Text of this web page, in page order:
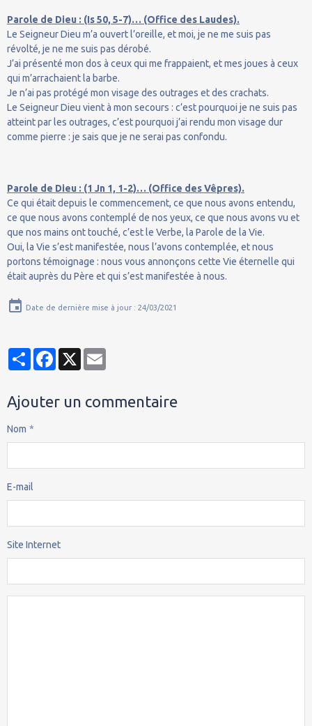
Parole de Dieu : (Is 50, 5-7)… (Office des Laudes).
Le Seigneur Dieu m’a ouvert l’oreille, et moi, je ne me suis pas
révolté, je ne me suis pas dérobé.
J’ai présenté mon dos à ceux qui me frappaient, et mes joues à ceux
qui m’arrachaient la barbe.
Je n’ai pas protégé mon visage des outrages et des crachats.
Le Seigneur Dieu vient à mon secours : c’est pourquoi je ne suis pas
atteint par les outrages, c’est pourquoi j’ai rendu mon visage dur
comme pierre : je sais que je ne serai pas confondu.
Parole de Dieu : (1 Jn 1, 1-2)… (Office des Vêpres).
Ce qui était depuis le commencement, ce que nous avons entendu,
ce que nous avons contemplé de nos yeux, ce que nous avons vu et
que nos mains ont touché, c’est le Verbe, la Parole de la Vie.
Oui, la Vie s’est manifestée, nous l’avons contemplée, et nous
portons témoignage : nous vous annonçons cette Vie éternelle qui
était auprès du Père et qui s’est manifestée à nous.
Date de dernière mise à jour : 24/03/2021
PartagerFacebook
X
Ajouter un commentaire
Nom
E-mail
Site Internet